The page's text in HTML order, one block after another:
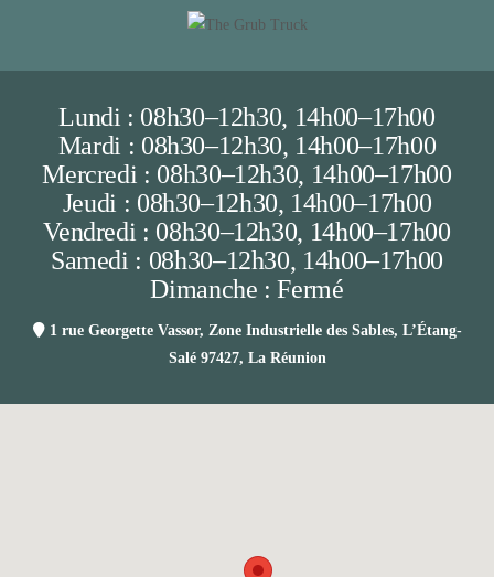
Lundi : 08h30–12h30, 14h00–17h00
Mardi : 08h30–12h30, 14h00–17h00
Mercredi : 08h30–12h30, 14h00–17h00
Jeudi : 08h30–12h30, 14h00–17h00
Vendredi : 08h30–12h30, 14h00–17h00
Samedi : 08h30–12h30, 14h00–17h00
Dimanche : Fermé
1 rue Georgette Vassor, Zone Industrielle des Sables, L’Étang-
Salé 97427, La Réunion